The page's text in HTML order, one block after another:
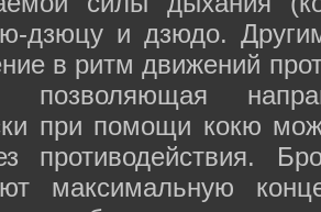
дзюцу и дзюдо.
в ритм движений
позволяющая
при помощи кокю
противодействия.
максимальную